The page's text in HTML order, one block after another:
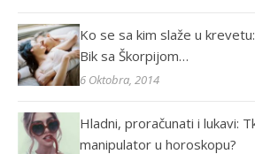
Ko se sa kim slaže u
Bik sa Škorpijom…
6 Oktobra, 2014
Hladni, proračunati i lukavi:
manipulator u horoskopu?